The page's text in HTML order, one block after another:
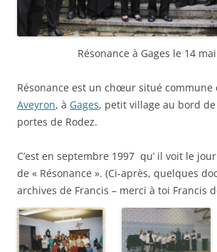
Résonance à Gages le 14
Résonance est un chœur situé commune
Aveyron, à Gages, petit village au bord de
portes de Rodez.
C’est en septembre 1997 qu’ il voit le
de « Résonance ». (Ci-après, quelques
archives de Francis – merci à toi Francis